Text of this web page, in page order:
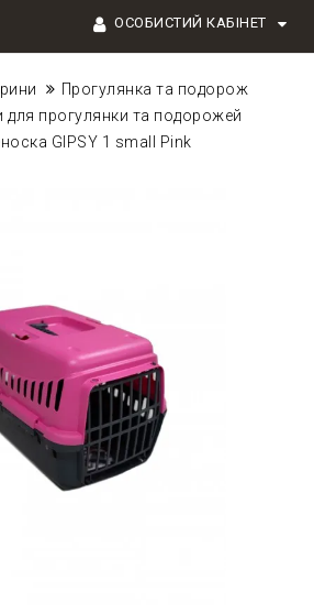
ОСОБИСТИЙ КАБІНЕТ
Прогулянка та подорож
для прогулянки та подорожей
GIPSY 1 small Pink